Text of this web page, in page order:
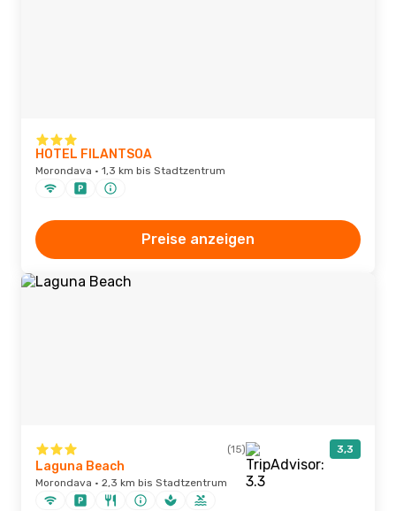
HOTEL FILANTSOA
Morondava · 1,3 km bis Stadtzentrum
Preise anzeigen
(15) 3,3
Laguna Beach
Morondava · 2,3 km bis Stadtzentrum